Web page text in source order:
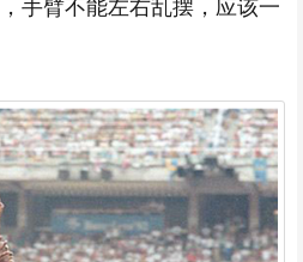
手臂不能左右乱摆，应该一